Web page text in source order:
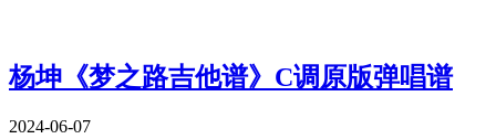
杨坤《梦之路吉他谱》C调原版弹唱谱
2024-06-07